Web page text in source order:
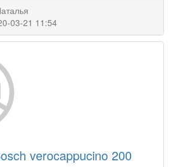
03-21 11:54
verocappucino 200